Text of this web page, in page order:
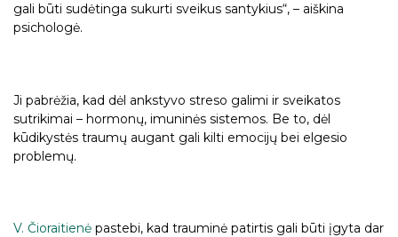
gali būti sudėtinga sukurti sveikus santykius“, – aiškina
psichologė.
Ji pabrėžia, kad dėl ankstyvo streso galimi ir sveikatos
sutrikimai – hormonų, imuninės sistemos. Be to, dėl
kūdikystės traumų augant gali kilti emocijų bei elgesio
problemų.
V. Čioraitienė pastebi, kad trauminė patirtis gali būti įgyta dar